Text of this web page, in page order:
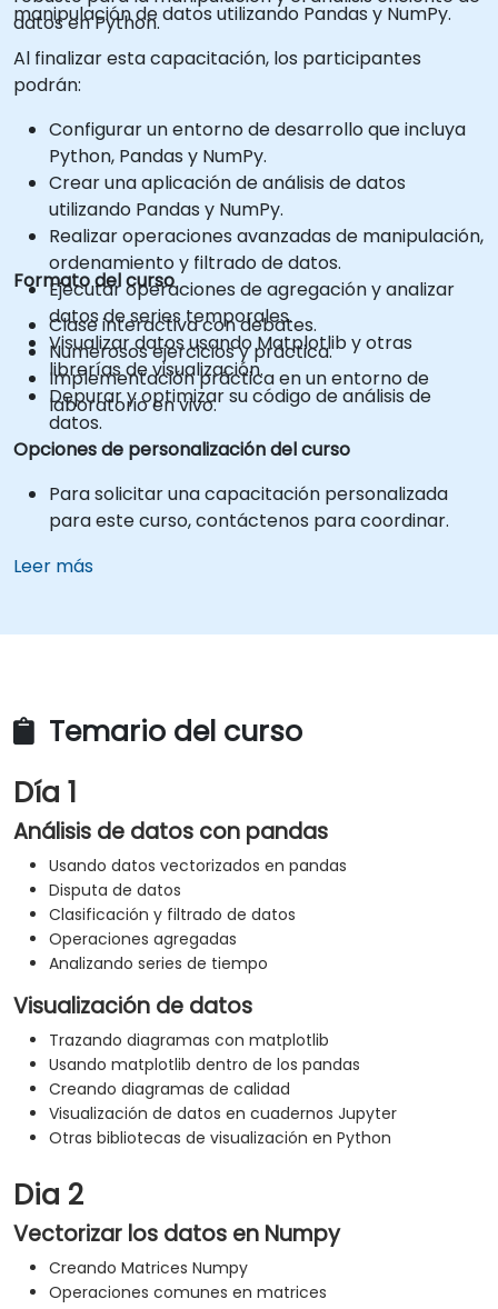
datos en Python.
manipulación de datos utilizando Pandas y NumPy.
Al finalizar esta capacitación, los participantes
podrán:
Configurar un entorno de desarrollo que incluya
Python, Pandas y NumPy.
Crear una aplicación de análisis de datos
utilizando Pandas y NumPy.
Realizar operaciones avanzadas de manipulación,
ordenamiento y filtrado de datos.
Ejecutar operaciones de agregación y analizar
datos de series temporales.
Visualizar datos usando Matplotlib y otras
librerías de visualización.
Depurar y optimizar su código de análisis de
datos.
Formato del curso
Clase interactiva con debates.
Numerosos ejercicios y práctica.
Implementación práctica en un entorno de
laboratorio en vivo.
Opciones de personalización del curso
Para solicitar una capacitación personalizada
para este curso, contáctenos para coordinar.
Leer más
Temario del curso
Día 1
Análisis de datos con pandas
Usando datos vectorizados en pandas
Disputa de datos
Clasificación y filtrado de datos
Operaciones agregadas
Analizando series de tiempo
Visualización de datos
Trazando diagramas con matplotlib
Usando matplotlib dentro de los pandas
Creando diagramas de calidad
Visualización de datos en cuadernos Jupyter
Otras bibliotecas de visualización en Python
Dia 2
Vectorizar los datos en Numpy
Creando Matrices Numpy
Operaciones comunes en matrices